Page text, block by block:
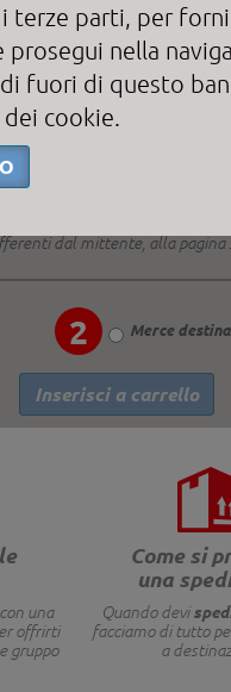
terze parti, per
prosegui nella
fuori di questo
cookie.
dal mittente, alla pagina
2 Merce
una
offrirti
gruppo
Come si
una
Quando devi
facciamo di tutto
a